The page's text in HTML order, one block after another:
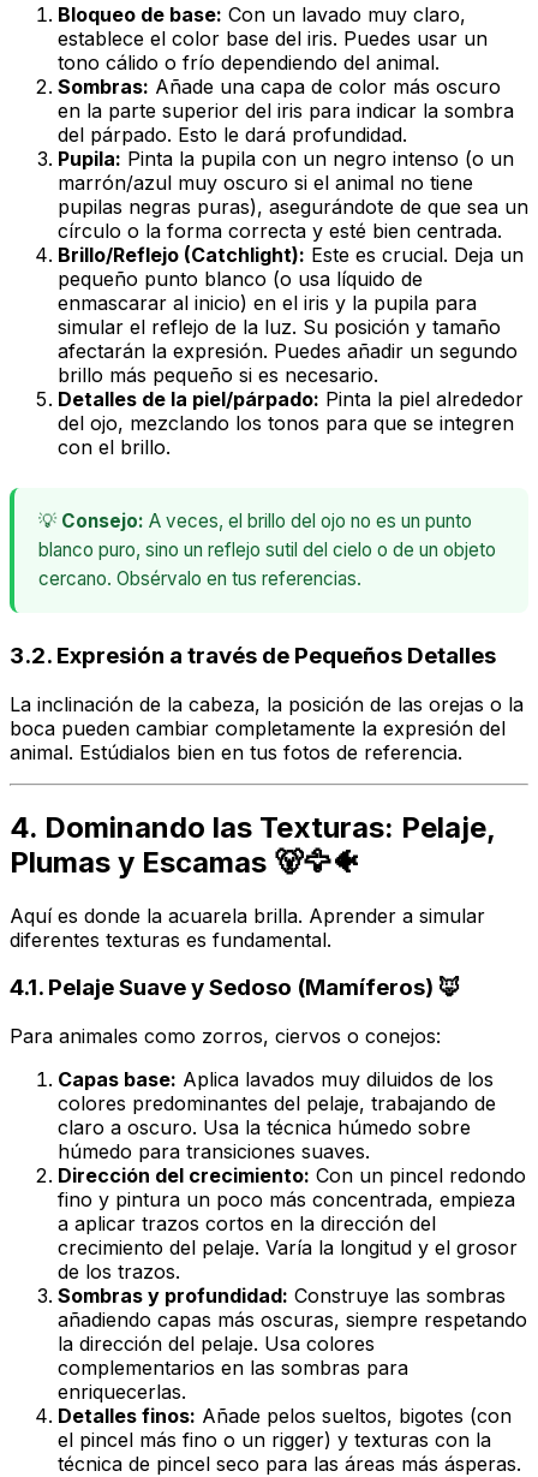
Bloqueo de base: Con un lavado muy claro,
establece el color base del iris. Puedes usar un
tono cálido o frío dependiendo del animal.
Sombras: Añade una capa de color más oscuro
en la parte superior del iris para indicar la sombra
del párpado. Esto le dará profundidad.
Pupila: Pinta la pupila con un negro intenso (o un
marrón/azul muy oscuro si el animal no tiene
pupilas negras puras), asegurándote de que sea un
círculo o la forma correcta y esté bien centrada.
Brillo/Reflejo (Catchlight): Este es crucial. Deja un
pequeño punto blanco (o usa líquido de
enmascarar al inicio) en el iris y la pupila para
simular el reflejo de la luz. Su posición y tamaño
afectarán la expresión. Puedes añadir un segundo
brillo más pequeño si es necesario.
Detalles de la piel/párpado: Pinta la piel alrededor
del ojo, mezclando los tonos para que se integren
con el brillo.
💡 Consejo: A veces, el brillo del ojo no es un punto
blanco puro, sino un reflejo sutil del cielo o de un objeto
cercano. Obsérvalo en tus referencias.
3.2. Expresión a través de Pequeños Detalles
La inclinación de la cabeza, la posición de las orejas o la
boca pueden cambiar completamente la expresión del
animal. Estúdialos bien en tus fotos de referencia.
4. Dominando las Texturas: Pelaje,
Plumas y Escamas 🐻🦅🐠
Aquí es donde la acuarela brilla. Aprender a simular
diferentes texturas es fundamental.
4.1. Pelaje Suave y Sedoso (Mamíferos) 🦊
Para animales como zorros, ciervos o conejos:
Capas base: Aplica lavados muy diluidos de los
colores predominantes del pelaje, trabajando de
claro a oscuro. Usa la técnica húmedo sobre
húmedo para transiciones suaves.
Dirección del crecimiento: Con un pincel redondo
fino y pintura un poco más concentrada, empieza
a aplicar trazos cortos en la dirección del
crecimiento del pelaje. Varía la longitud y el grosor
de los trazos.
Sombras y profundidad: Construye las sombras
añadiendo capas más oscuras, siempre respetando
la dirección del pelaje. Usa colores
complementarios en las sombras para
enriquecerlas.
Detalles finos: Añade pelos sueltos, bigotes (con
el pincel más fino o un rigger) y texturas con la
técnica de pincel seco para las áreas más ásperas.